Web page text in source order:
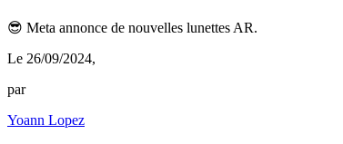
😎 Meta annonce de nouvelles lunettes AR.
Le 26/09/2024,
par
Yoann Lopez